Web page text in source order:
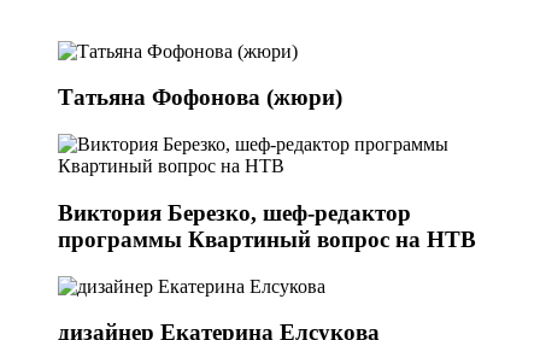
Татьяна Фофонова (жюри)
Виктория Березко, шеф-редактор
программы Квартиный вопрос на НТВ
дизайнер Екатерина Елсукова